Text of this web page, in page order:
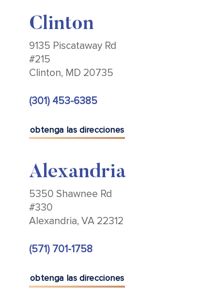
Clinton
9135 Piscataway Rd
#215
Clinton, MD 20735
(301) 453-6385
obtenga las direcciones
Alexandria
5350 Shawnee Rd
#330
Alexandria, VA 22312
(571) 701-1758
obtenga las direcciones